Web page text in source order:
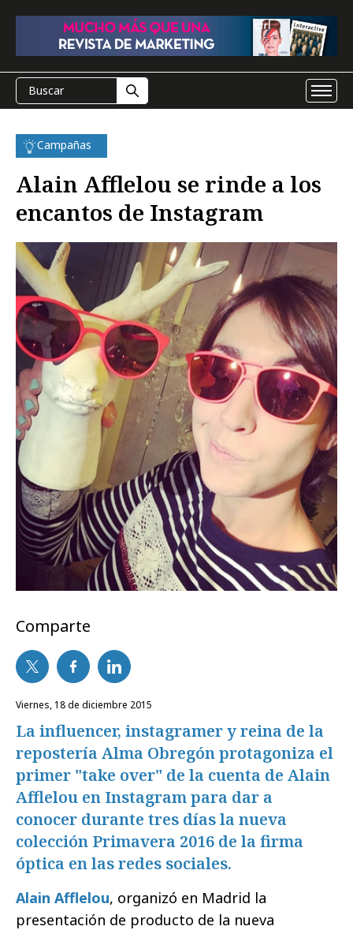
Campañas
Alain Afflelou se rinde a los
encantos de Instagram
Comparte
viernes, 18 de diciembre 2015
La influencer, instagramer y reina de la
repostería Alma Obregón protagoniza el
primer "take over" de la cuenta de Alain
Afflelou en Instagram para dar a
conocer durante tres días la nueva
colección Primavera 2016 de la firma
óptica en las redes sociales.
Alain Afflelou, organizó en Madrid la
presentación de producto de la nueva